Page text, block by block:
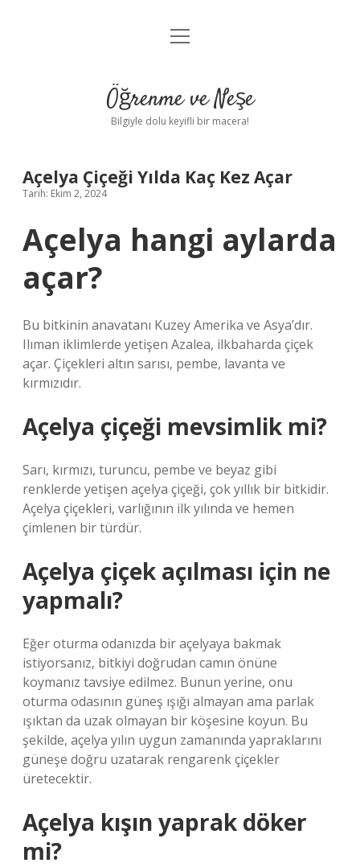
Anasayfa
Yasal Uyarı
menüyü
Öğrenme ve Neşe
Bilgiyle dolu keyifli bir macera!
Açelya Çiçeği Yılda Kaç Kez Açar
Tarih: Ekim 2, 2024
Açelya hangi aylarda
açar?
Bu bitkinin anavatanı Kuzey Amerika ve Asya’dır.
Ilıman iklimlerde yetişen Azalea, ilkbaharda çiçek
açar. Çiçekleri altın sarısı, pembe, lavanta ve
kırmızıdır.
Açelya çiçeği mevsimlik mi?
Sarı, kırmızı, turuncu, pembe ve beyaz gibi
renklerde yetişen açelya çiçeği, çok yıllık bir bitkidir.
Açelya çiçekleri, varlığının ilk yılında ve hemen
çimlenen bir türdür.
Açelya çiçek açılması için ne
yapmalı?
Eğer oturma odanızda bir açelyaya bakmak
istiyorsanız, bitkiyi doğrudan camın önüne
koymanız tavsiye edilmez. Bunun yerine, onu
oturma odasının güneş ışığı almayan ama parlak
ışıktan da uzak olmayan bir köşesine koyun. Bu
şekilde, açelya yılın uygun zamanında yapraklarını
güneşe doğru uzatarak rengarenk çiçekler
üretecektir.
Açelya kışın yaprak döker
mi?